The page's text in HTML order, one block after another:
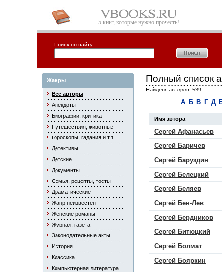
5 книг, которые нужно прочесть!
Поиск по сайту:
Жанры
Все авторы
Анекдоты
Биографии, критика
Путешествия, животные
Гороскопы, гадания и т.п.
Детективы
Детские
Документы
Семья, рецепты, тосты
Драматические
Жанр неизвестен
Женские романы
Журнал, газета
Законодательные акты
История
Классика
Компьютерная литература
Полный список
Найдено авторов: 539
А Б В Г Д
Имя автора
Сергей Афанасьев
Сергей Баричев
Сергей Баруздин
Сергей Белецкий
Сергей Беляев
Сергей Бен-Лев
Сергей Бердников
Сергей Битюцкий
Сергей Болмат
Сергей Бояркин